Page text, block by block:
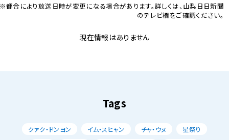
都合により放送日時が変更になる場合があります。詳しくは、山梨日日新聞
のテレビ欄をご確認ください。
現在情報はありません
Tags
クァク・ドンヨン イム・スヒャン チャ・ウヌ
星祭り